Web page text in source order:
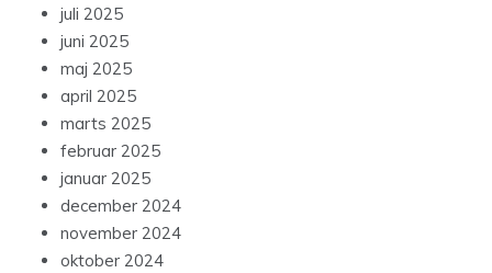
juli 2025
juni 2025
maj 2025
april 2025
marts 2025
februar 2025
januar 2025
december 2024
november 2024
oktober 2024